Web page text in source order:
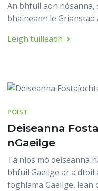
An bhfuil aon nósanna,
bhaineann le Grianstad
Léigh tuilleadh
POIST
Deiseanna
nGaeilge
Tá níos mó deiseanna
bhfuil Gaeilge ar a dtoil
foghlama Gaeilge,